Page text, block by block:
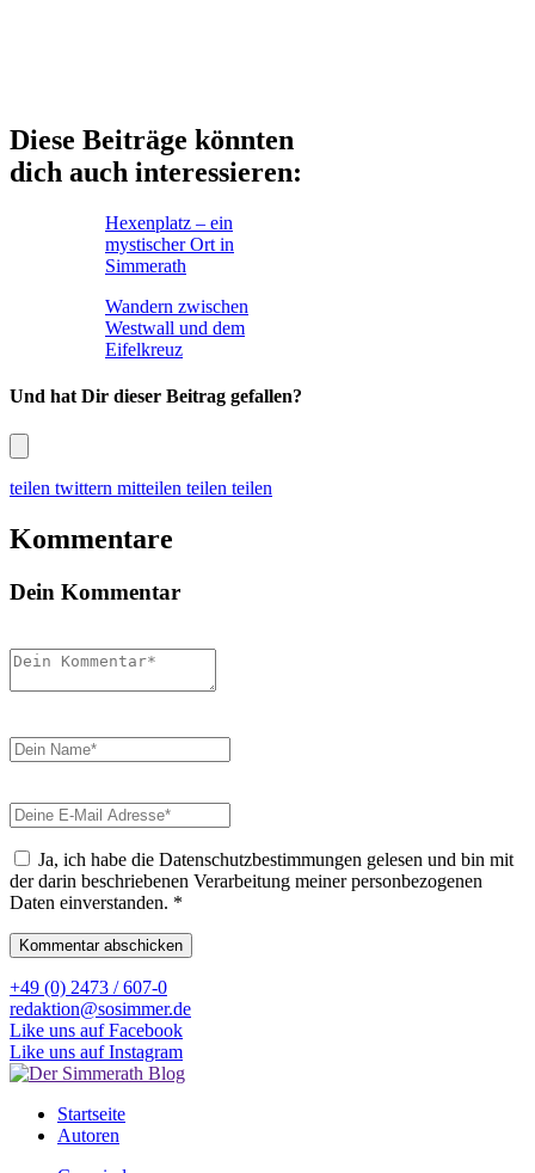
Diese Beiträge könnten
dich auch interessieren:
Hexenplatz – ein
mystischer Ort in
Simmerath
Wandern zwischen
Westwall und dem
Eifelkreuz
Und hat Dir dieser Beitrag gefallen?
teilen twittern mitteilen teilen teilen
Kommentare
Dein Kommentar
Ja, ich habe die Datenschutzbestimmungen gelesen und bin mit
der darin beschriebenen Verarbeitung meiner personbezogenen
Daten einverstanden. *
+49 (0) 2473 / 607-0
redaktion@sosimmer.de
Like uns auf Facebook
Like uns auf Instagram
Startseite
Autoren